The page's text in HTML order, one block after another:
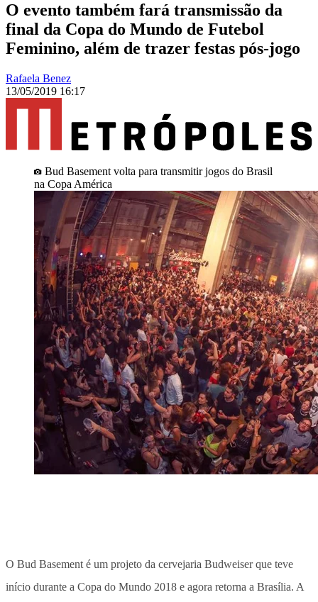
O evento também fará transmissão da
final da Copa do Mundo de Futebol
Feminino, além de trazer festas pós-jogo
Rafaela Benez
13/05/2019 16:17
Bud Basement volta para transmitir jogos do Brasil
na Copa América
O Bud Basement é um projeto da cervejaria Budweiser que teve
início durante a Copa do Mundo 2018 e agora retorna a Brasília. A